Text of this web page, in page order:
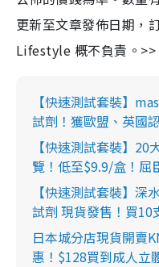
更新至文章發佈日期，
Lifestyle 概不負責。>>
【快速測試套裝】
試劑！獲歐盟、英國
【快速測試套裝】
覽！低至$9.9/盒！
【快速測試套裝】深
試劑 現貨發售！買10
日本城分店現貨開賣
惠！$128買到成人立